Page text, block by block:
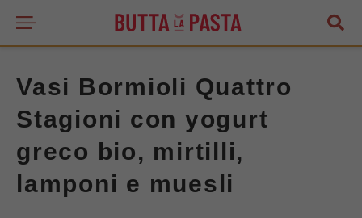
Vasi Bormioli Quattro
Stagioni con yogurt
greco bio, mirtilli,
lamponi e muesli